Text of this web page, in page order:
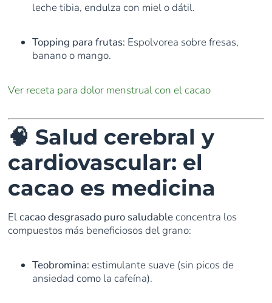
leche tibia, endulza con miel o dátil.
Topping para frutas: Espolvorea sobre fresas,
banano o mango.
Ver receta para dolor menstrual con el cacao
🧠 Salud cerebral y
cardiovascular: el
cacao es medicina
Elcacao desgrasado puro saludableconcentra los
compuestos más beneficiosos del grano:
Teobromina: estimulante suave (sin picos de
ansiedad como la cafeína).